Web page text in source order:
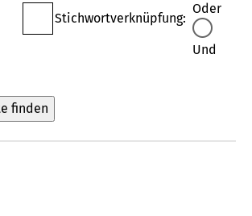
Stichwortverknüpfung:
Oder
Und